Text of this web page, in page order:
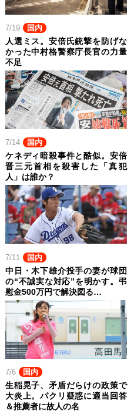
7/19 国内
人選ミス。安倍氏銃撃を防げな
かった中村格警察庁長官の力量
不足
7/14 国内
ケネディ暗殺事件と酷似。安倍
晋三元首相を殺害した「真犯
人」は誰か？
7/11 国内
中日・木下雄介投手の妻が球団
の“不誠実な対応”を明かす。弔
慰金500万円で解決図る…
7/6 国内
生稲晃子、矛盾だらけの政策で
大炎上。パクリ疑惑に適当回答
＆推薦者に故人の名